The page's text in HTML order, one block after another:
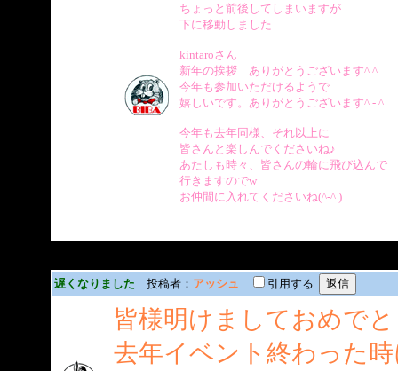
ちょっと前後してしまいますが
下に移動しました
kintaroさん
新年の挨拶 ありがとうございます^ ^
今年も参加いただけるようで
嬉しいです。ありがとうございます^ - ^
今年も去年同様、それ以上に
皆さんと楽しんでくださいね♪
あたしも時々、皆さんの輪に飛び込んで
行きますのでw
お仲間に入れてくださいね(^-^ )
遅くなりました 投稿者： アッシュ 引用する
皆様明けましておめで
去年イベント終わった